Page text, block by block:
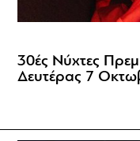
30ές Νύχτες
Δευτέρας 7